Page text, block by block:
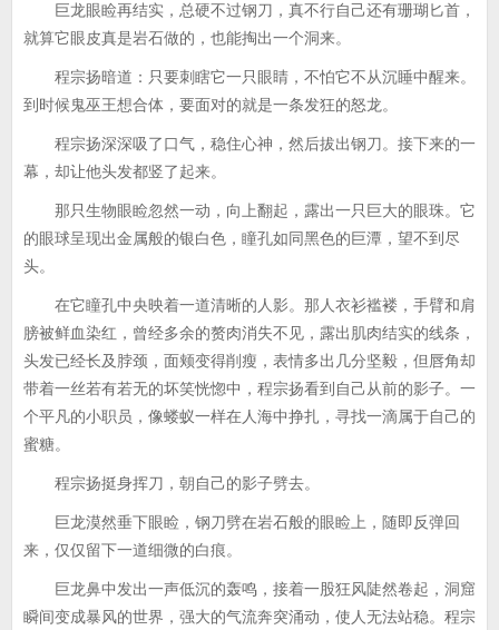
巨龙眼睑再结实，总硬不过钢刀，真不行自己还有珊瑚匕首，
就算它眼皮真是岩石做的，也能掏出一个洞来。
程宗扬暗道：只要刺瞎它一只眼睛，不怕它不从沉睡中醒来。
到时候鬼巫王想合体，要面对的就是一条发狂的怒龙。
程宗扬深深吸了口气，稳住心神，然后拔出钢刀。接下来的一
幕，却让他头发都竖了起来。
那只生物眼睑忽然一动，向上翻起，露出一只巨大的眼珠。它
的眼球呈现出金属般的银白色，瞳孔如同黑色的巨潭，望不到尽
头。
在它瞳孔中央映着一道清晰的人影。那人衣衫褴褛，手臂和肩
膀被鲜血染红，曾经多余的赘肉消失不见，露出肌肉结实的线条，
头发已经长及脖颈，面颊变得削瘦，表情多出几分坚毅，但唇角却
带着一丝若有若无的坏笑恍惚中，程宗扬看到自己从前的影子。一
个平凡的小职员，像蝼蚁一样在人海中挣扎，寻找一滴属于自己的
蜜糖。
程宗扬挺身挥刀，朝自己的影子劈去。
巨龙漠然垂下眼睑，钢刀劈在岩石般的眼睑上，随即反弹回
来，仅仅留下一道细微的白痕。
巨龙鼻中发出一声低沉的轰鸣，接着一股狂风陡然卷起，洞窟
瞬间变成暴风的世界，强大的气流奔突涌动，使人无法站稳。程宗